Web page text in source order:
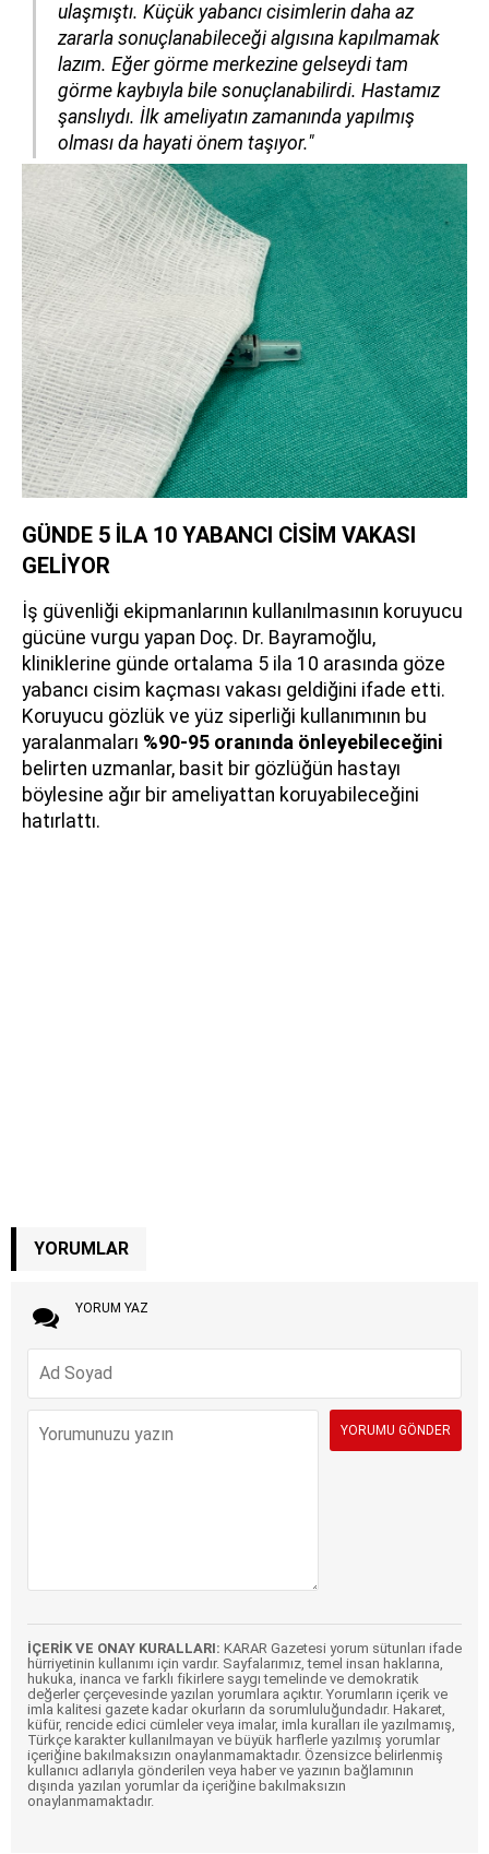
ulaşmıştı. Küçük yabancı cisimlerin daha az
zararla sonuçlanabileceği algısına kapılmamak
lazım. Eğer görme merkezine gelseydi tam
görme kaybıyla bile sonuçlanabilirdi. Hastamız
şanslıydı. İlk ameliyatın zamanında yapılmış
olması da hayati önem taşıyor."
GÜNDE 5 İLA 10 YABANCI CİSİM VAKASI
GELİYOR
İş güvenliği ekipmanlarının kullanılmasının koruyucu
gücüne vurgu yapan Doç. Dr. Bayramoğlu,
kliniklerine günde ortalama 5 ila 10 arasında göze
yabancı cisim kaçması vakası geldiğini ifade etti.
Koruyucu gözlük ve yüz siperliği kullanımının bu
yaralanmaları %90-95 oranında önleyebileceğini
belirten uzmanlar, basit bir gözlüğün hastayı
böylesine ağır bir ameliyattan koruyabileceğini
hatırlattı.
YORUMLAR
YORUM YAZ
İÇERİK VE ONAY KURALLARI: KARAR Gazetesi yorum sütunları ifade
hürriyetinin kullanımı için vardır. Sayfalarımız, temel insan haklarına,
hukuka, inanca ve farklı fikirlere saygı temelinde ve demokratik
değerler çerçevesinde yazılan yorumlara açıktır. Yorumların içerik ve
imla kalitesi gazete kadar okurların da sorumluluğundadır. Hakaret,
küfür, rencide edici cümleler veya imalar, imla kuralları ile yazılmamış,
Türkçe karakter kullanılmayan ve büyük harflerle yazılmış yorumlar
içeriğine bakılmaksızın onaylanmamaktadır. Özensizce belirlenmiş
kullanıcı adlarıyla gönderilen veya haber ve yazının bağlamının
dışında yazılan yorumlar da içeriğine bakılmaksızın
onaylanmamaktadır.